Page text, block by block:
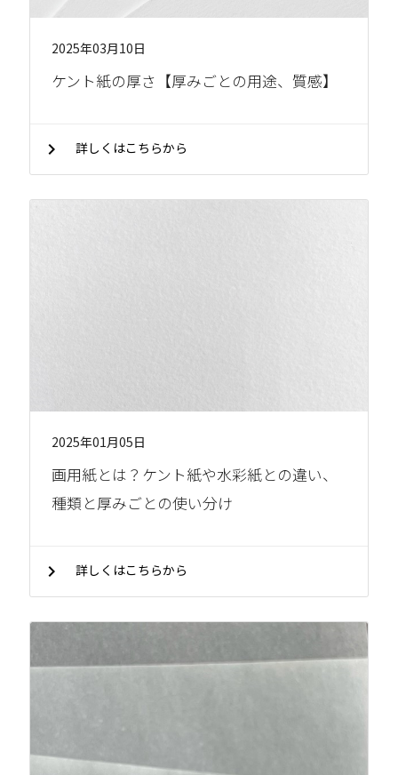
2025年03月10日
ケント紙の厚さ【厚みごとの用途、質感】
詳しくはこちらから
chevron_right
2025年01月05日
画用紙とは？ケント紙や水彩紙との違い、
種類と厚みごとの使い分け
詳しくはこちらから
chevron_right